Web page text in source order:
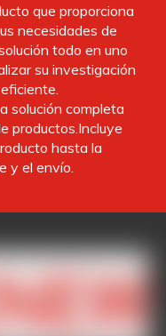
que proporciona
necesidades de
todo en uno
su investigación
solución completa
productos.Incluye
hasta la
y el envío.